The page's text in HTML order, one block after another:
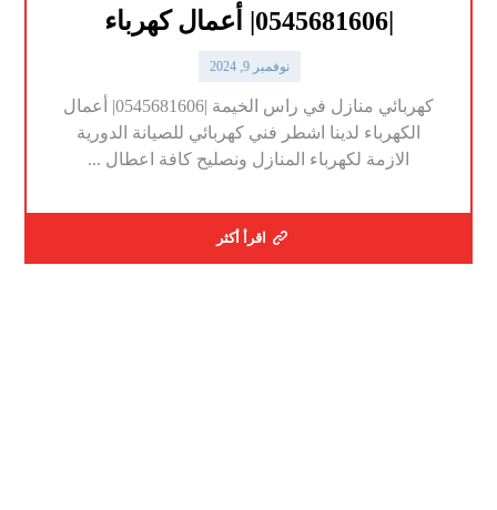
|0545681606| أعمال كهرباء
نوفمبر 9, 2024
كهربائي منازل في راس الخيمة |0545681606| أعمال
الكهرباء لدينا اشطر فني كهربائي للصيانة الدورية
الازمة لكهرباء المنازل ونصليح كافة اعطال ...
اقرأ أكثر